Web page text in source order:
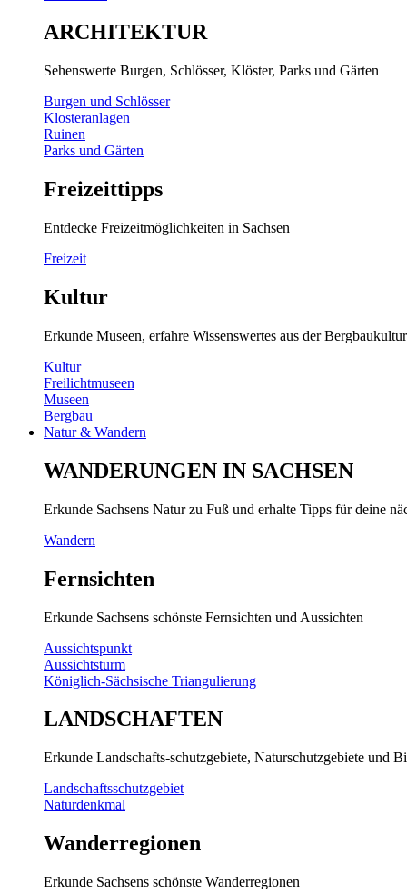
ARCHITEKTUR
Sehenswerte Burgen, Schlösser, Klöster, Parks und Gärten
Burgen und Schlösser
Klosteranlagen
Ruinen
Parks und Gärten
Freizeittipps
Entdecke Freizeitmöglichkeiten in Sachsen
Freizeit
Kultur
Erkunde Museen, erfahre Wissenswertes aus der
Kultur
Freilichtmuseen
Museen
Bergbau
Natur & Wandern
WANDERUNGEN IN SACHSEN
Erkunde Sachsens Natur zu Fuß und erhalte Tipps für deine
Wandern
Fernsichten
Erkunde Sachsens schönste Fernsichten und Aussichten
Aussichtspunkt
Aussichtsturm
Königlich-Sächsische Triangulierung
LANDSCHAFTEN
Erkunde Landschafts-schutzgebiete, Naturschutzgebiete und
Landschaftsschutzgebiet
Naturdenkmal
Wanderregionen
Erkunde Sachsens schönste Wanderregionen